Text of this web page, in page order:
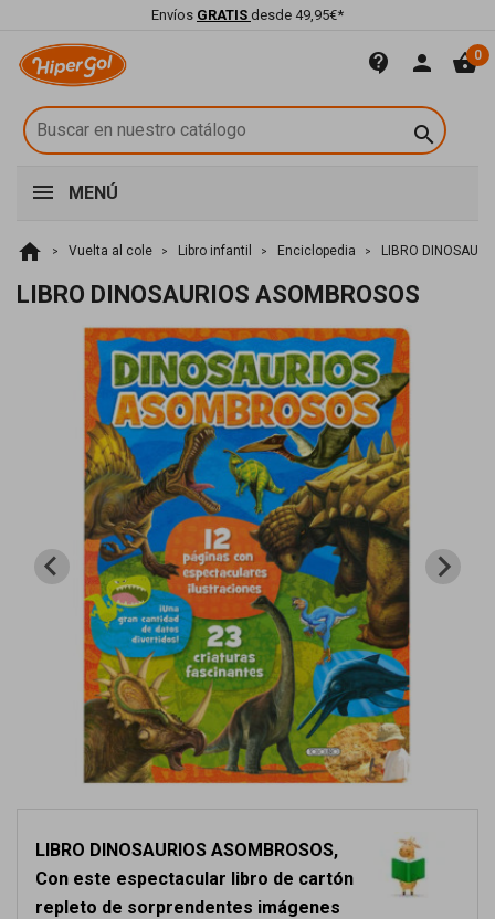
Envíos GRATIS desde 49,95€*
contact_support person shopping_basket0

MENÚ
home Vuelta al cole Libro infantil Enciclopedia LIBRO
LIBRO DINOSAURIOS ASOMBROSOS
LIBRO DINOSAURIOS ASOMBROSOS,
Con este espectacular libro de cartón
repleto de sorprendentes imágenes